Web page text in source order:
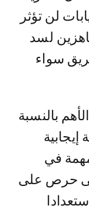
لن تؤثر
لسد
سواء
بالنسبة
إيجابية
في
حرص على